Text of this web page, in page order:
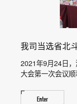
我司当选省北
2021年9月24日
大会第一次会议
Enter